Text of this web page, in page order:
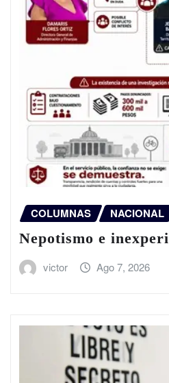
COLUMNAS NACIONAL
Nepotismo e
victor Ago 7, 2026